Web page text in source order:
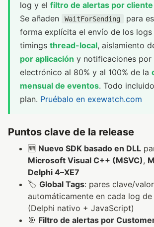
log y el filtro de alertas por
Se añaden
WaitForSending
para
forma explícita el envío de los logs
timings thread-local, aislamiento
por aplicación y notificaciones por
electrónico al 80% y al 100% de la
mensual de eventos. Todo
plan. Pruébalo en exewatch.com
Puntos clave de la release
🆕 Nuevo SDK basado en DLL
Microsoft Visual C++ (MSVC),
Delphi 4–XE7
🏷️ Global Tags: pares clave/
automáticamente en cada log de
(Delphi nativo + JavaScript)
🎯 Filtro de alertas por